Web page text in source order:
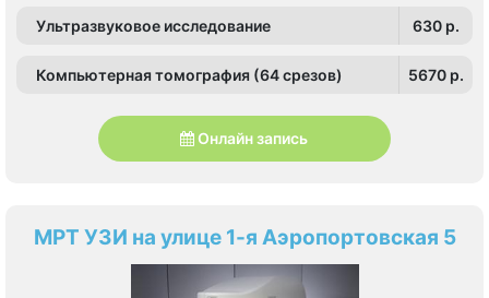
Ультразвуковое исследование 630 p.
Компьютерная томография (64 срезов) 5670 p.
Онлайн запись
МРТ УЗИ на улице 1-я Аэропортовская 5